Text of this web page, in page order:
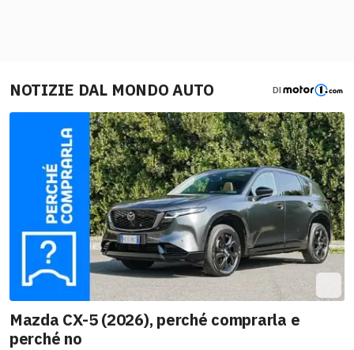
NOTIZIE DAL MONDO AUTO DI
Mazda CX-5 (2026), perché comprarla e
perché no